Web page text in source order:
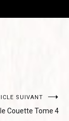
SUIVANT
Couette Tome 4